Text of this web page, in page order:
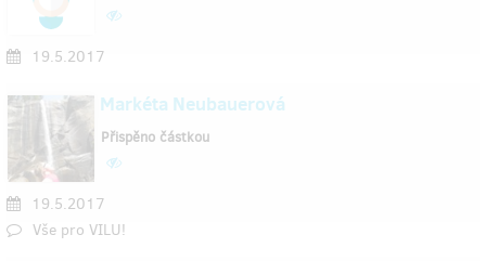
19.5.2017
Markéta Neubauerová
19.5.2017
Vše pro VILU!
Přispěno částkou